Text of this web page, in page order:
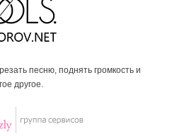
песню, поднять громкость и
другое.